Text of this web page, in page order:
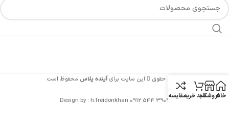
تمامی حقوق این سایت برایآینده پلاس محفوظ است
Design by : h.freidonkhan 0912 544 3909
خانهفروشگاهسبد خریدمقایسه